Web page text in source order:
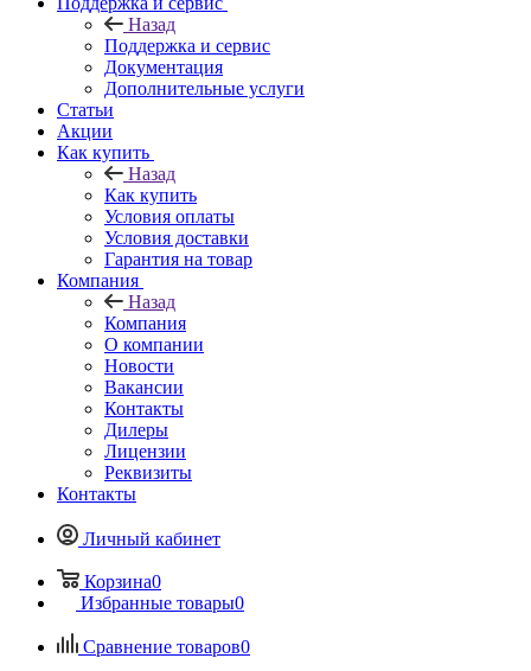
Назад
Поддержка и сервис
Документация
Дополнительные услуги
Статьи
Акции
Как купить
Назад
Как купить
Условия оплаты
Условия доставки
Гарантия на товар
Компания
Назад
Компания
О компании
Новости
Вакансии
Контакты
Дилеры
Лицензии
Реквизиты
Контакты
Личный кабинет
Корзина0
Избранные товары0
Сравнение товаров0